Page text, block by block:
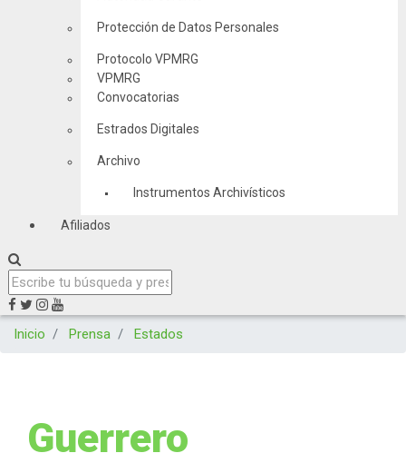
Protección de Datos Personales
Protocolo VPMRG
VPMRG
Convocatorias
Estrados Digitales
Archivo
Instrumentos Archivísticos
Afiliados
Inicio Prensa Estados
Guerrero